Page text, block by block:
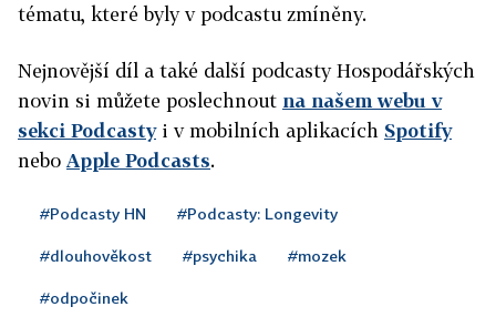
tématu, které byly v podcastu zmíněny.
Nejnovější díl a také další podcasty Hospodářských
novin si můžete poslechnout na našem webu v
sekci Podcastyi v mobilních aplikacích Spotify
nebo Apple Podcasts.
#Podcasty HN #Podcasty: Longevity
#dlouhověkost #psychika #mozek
#odpočinek